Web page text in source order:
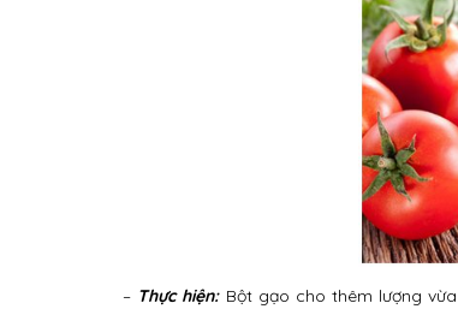
– Thực hiện:Bột gạo cho thêm lượng